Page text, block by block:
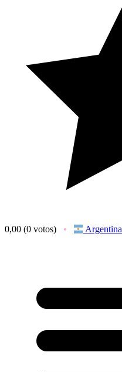
0,00 (0 votos) Argentina